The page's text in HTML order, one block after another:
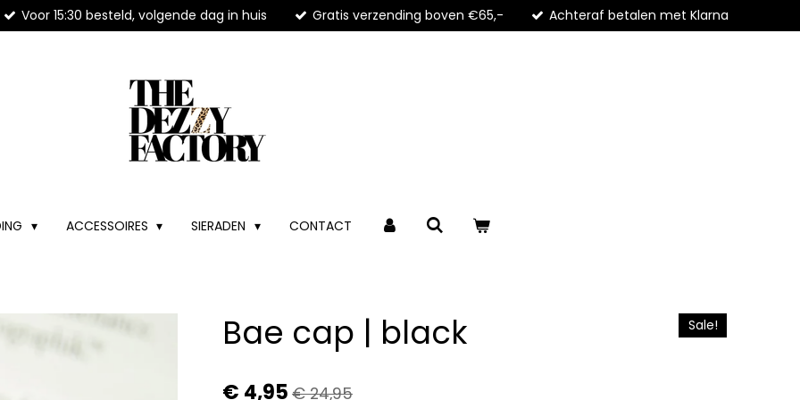
Voor 15:30 besteld, volgende dag in huis Gratis verzending boven €65,- Achteraf betalen met Klarna
ACCESSOIRES SIERADEN CONTACT
Bae cap | black Sale!
€ 4,95 € 24,95